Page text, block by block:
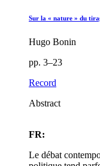
Sur la « nature » du
Hugo Bonin
pp. 3–23
Record
Abstract
FR:
Le débat